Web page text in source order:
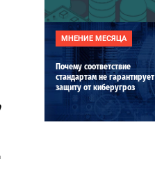
МНЕНИЕ МЕСЯЦА
Почему соответствие
стандартам не гарантирует
защиту от киберугроз